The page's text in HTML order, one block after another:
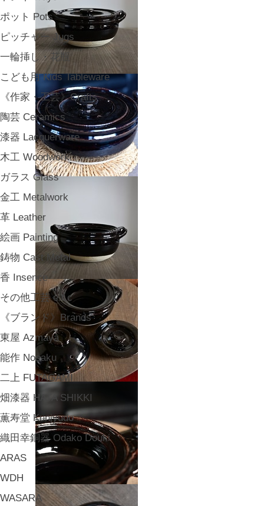
ポット Pots
ピッチャー Jugs
一輪挿し・花瓶
こども用 Kids Tableware
《作家・工芸》Crafts
陶芸 Ceramics
漆器 Lacquerware
木工 Woodwork
ガラス Glass
金工 Metalwork
革 Leather
絵画 Painting
鋳物 Cast Metal
香 Insence
その他工芸 e.t.c
《ブランド》Brands
東屋 Azmaya
能作 Nosaku
二上 FUTAGAMI
畑漆器 HATA SHIKKI
薫寿堂 Kunjyudo
織田幸銅器 Odako Douki
ARAS
WDH
WASARA